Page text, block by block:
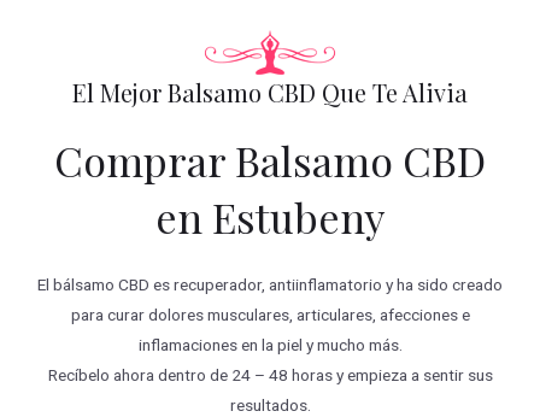
El Mejor Balsamo CBD Que Te Alivia
Comprar Balsamo CBD
en Estubeny
El bálsamo CBD es recuperador, antiinflamatorio y ha sido creado
para curar dolores musculares, articulares, afecciones e
inflamaciones en la piel y mucho más.
Recíbelo ahora dentro de 24 – 48 horas y empieza a sentir sus
resultados.